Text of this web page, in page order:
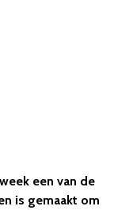
een van de
is gemaakt om